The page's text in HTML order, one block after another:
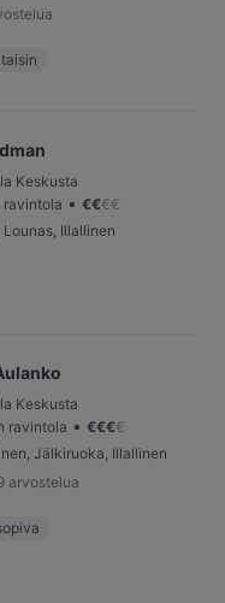
Keskusta
• €€€€
Lounas, Illallinen
Keskusta
ravintola • €€€€
Jälkiruoka, Illallinen
arvostelua